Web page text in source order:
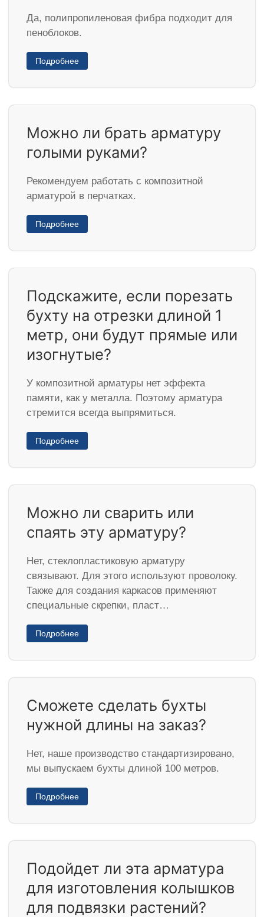
Да, полипропиленовая фибра подходит для
пеноблоков.
Подробнее
Можно ли брать арматуру
голыми руками?
Рекомендуем работать с композитной
арматурой в перчатках.
Подробнее
Подскажите, если порезать
бухту на отрезки длиной 1
метр, они будут прямые или
изогнутые?
У композитной арматуры нет эффекта
памяти, как у металла. Поэтому арматура
стремится всегда выпрямиться.
Подробнее
Можно ли сварить или
спаять эту арматуру?
Нет, стеклопластиковую арматуру
связывают. Для этого используют проволоку.
Также для создания каркасов применяют
специальные скрепки, пласт…
Подробнее
Сможете сделать бухты
нужной длины на заказ?
Нет, наше производство стандартизировано,
мы выпускаем бухты длиной 100 метров.
Подробнее
Подойдет ли эта арматура
для изготовления колышков
для подвязки растений?